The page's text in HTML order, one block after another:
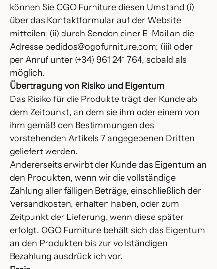
können Sie OGO Furniture diesen Umstand (i)
über das Kontaktformular auf der Website
mitteilen; (ii) durch Senden einer E-Mail an die
Adresse pedidos@ogofurniture.com; (iii) oder
per Anruf unter (+34) 961 241 764, sobald als
möglich.
Übertragung von Risiko und Eigentum
Das Risiko für die Produkte trägt der Kunde ab
dem Zeitpunkt, an dem sie ihm oder einem von
ihm gemäß den Bestimmungen des
vorstehenden Artikels 7 angegebenen Dritten
geliefert werden.
Andererseits erwirbt der Kunde das Eigentum an
den Produkten, wenn wir die vollständige
Zahlung aller fälligen Beträge, einschließlich der
Versandkosten, erhalten haben, oder zum
Zeitpunkt der Lieferung, wenn diese später
erfolgt. OGO Furniture behält sich das Eigentum
an den Produkten bis zur vollständigen
Bezahlung ausdrücklich vor.